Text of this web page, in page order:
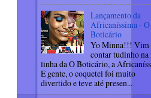
Lançamento da
Africaníssima - O
Boticário
Yo Minna!!! Vim
contar tudinho na
linha da O Boticário, a
E gente, o coquetel foi muito
divertido e teve até presen...